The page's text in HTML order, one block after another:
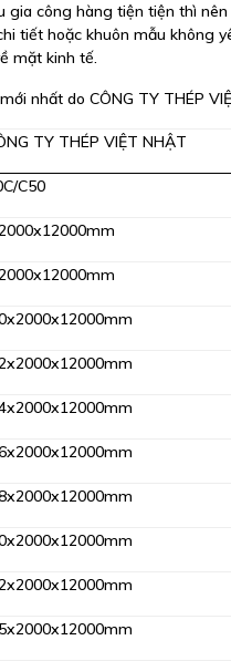
gia công hàng tiện tiện thì
tiết hoặc khuôn mẫu không
mặt kinh tế.
nhất do CÔNG TY THÉP
TY THÉP VIỆT NHẬT
C50